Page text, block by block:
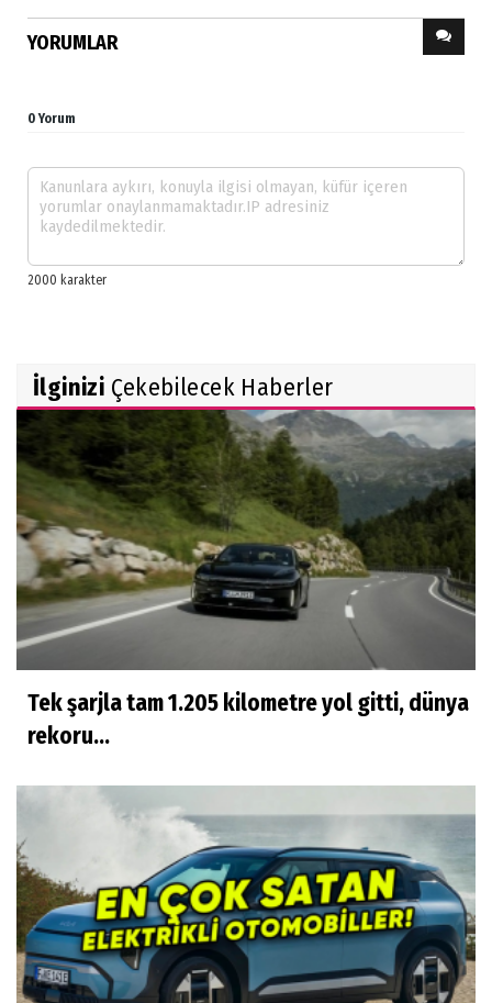
YORUMLAR
0 Yorum
İlginizi Çekebilecek Haberler
Tek şarjla tam 1.205 kilometre yol gitti, dünya
rekoru...